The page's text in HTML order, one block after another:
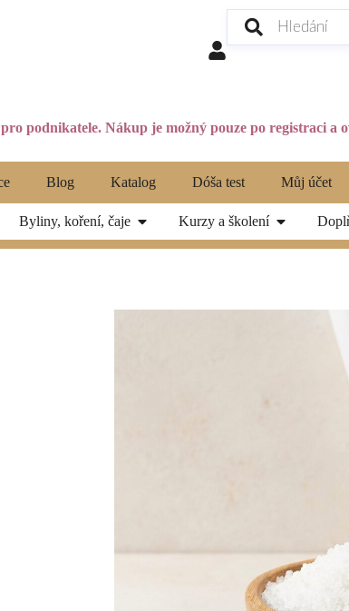
podnikatele. Nákup je možný pouze po registraci a
Blog Katalog Dóša test Můj účet
Byliny, koření, čaje Kurzy a školení